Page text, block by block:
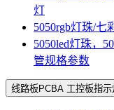
灯
5050rgb灯珠/七
5050led灯珠，
管规格参数
线路板PCBA 工控板指示